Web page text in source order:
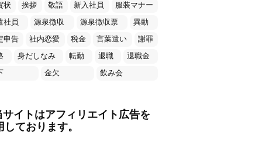
状
挨拶 敬語 新入社員
服装マナー
社員
源泉徴収 源泉徴収票
異動
申告
社内恋愛 税金 言葉遣い
謝罪
身だしなみ 転勤 退職
退職金
金欠 飲み会
イトはアフィリエイト広告を
しております。